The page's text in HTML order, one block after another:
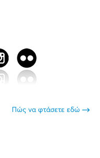
Πώς να φτάσετε εδώ